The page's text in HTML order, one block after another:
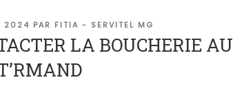
2024 PAR FITIA - SERVITEL MG
LA BOUCHERIE AU